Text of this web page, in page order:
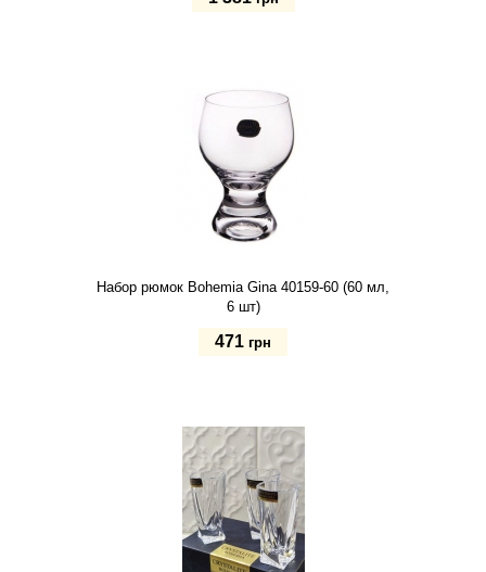
Набор рюмок Bohemia Gina 40159-60 (60 мл,
6 шт)
471 грн